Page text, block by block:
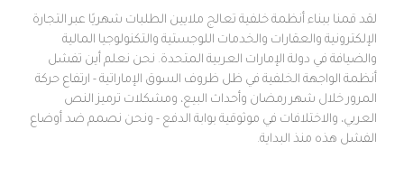
حلول برمجية مخصصة
أنظمة ERP
تصميم المنتجات ثلاثي الأبعاد
إنتاج فيديو 3D
من نحن
تواصل معنا
أخرى
لقد قمنا ببناء أنظمة خلفية تعالج ملايين الطلبات شهريًا عبر التجارة
الإلكترونية والعقارات والخدمات اللوجستية والتكنولوجيا المالية
والضيافة في دولة الإمارات العربية المتحدة. نحن نعلم أين تفشل
أنظمة الواجهة الخلفية في ظل ظروف السوق الإماراتية - ارتفاع حركة
المرور خلال شهر رمضان وأحداث البيع، ومشكلات ترميز النص
العربي، والاختلافات في موثوقية بوابة الدفع - ونحن نصمم ضد أوضاع
الفشل هذه منذ البداية.